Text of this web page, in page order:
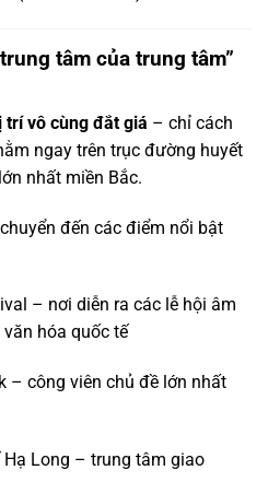
tâm của trung tâm”
trí vô cùng đắt giá – chỉ cách
ngay trên trục đường huyết
nhất miền Bắc.
đến các điểm nổi bật
– nơi diễn ra các lễ hội âm
hóa quốc tế
– công viên chủ đề lớn nhất
Long – trung tâm giao